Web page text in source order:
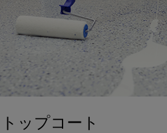
トップコート